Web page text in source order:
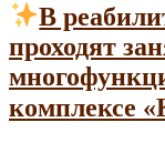
В
проходят
комплексе